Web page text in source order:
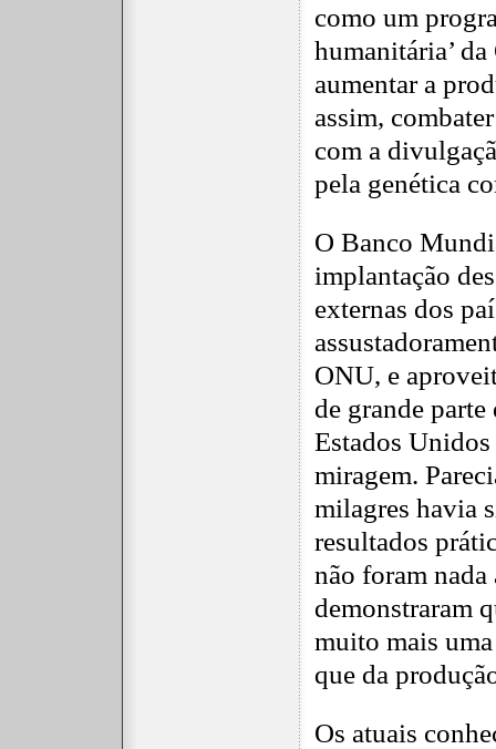
como um
humanitária’
aumentar a
assim,
com a
pela genética
O Banco
implantação
externas dos
ONU, e
de grande
Estados
miragem.
milagres havia
resultados
não foram nada
demonstraram
muito mais
que da
Os atuais